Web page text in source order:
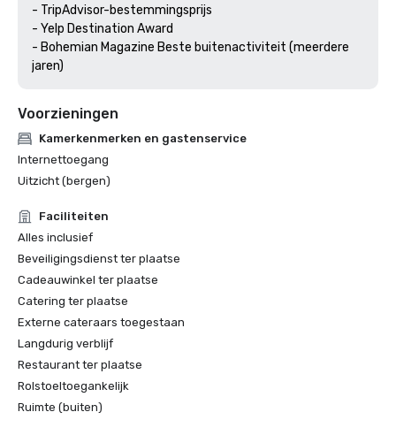
- TripAdvisor-bestemmingsprijs
- Yelp Destination Award
- Bohemian Magazine Beste buitenactiviteit (meerdere
Voorzieningen
Kamerkenmerken en gastenservice
Internettoegang
Uitzicht (bergen)
Faciliteiten
Alles inclusief
Beveiligingsdienst ter plaatse
Cadeauwinkel ter plaatse
Catering ter plaatse
Externe cateraars toegestaan
Langdurig verblijf
Restaurant ter plaatse
Rolstoeltoegankelijk
Ruimte (buiten)